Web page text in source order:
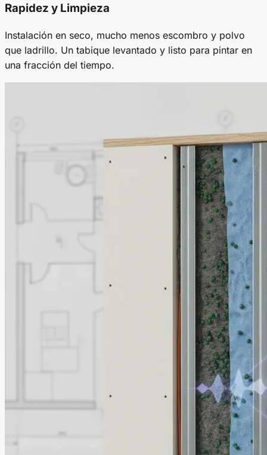
Rapidez y Limpieza
Instalación en seco, mucho menos escombro y polvo
que ladrillo. Un tabique levantado y listo para pintar en
una fracción del tiempo.